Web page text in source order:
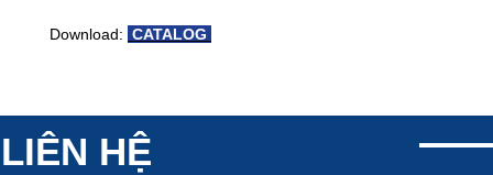
Download: CATALOG
LIÊN HỆ